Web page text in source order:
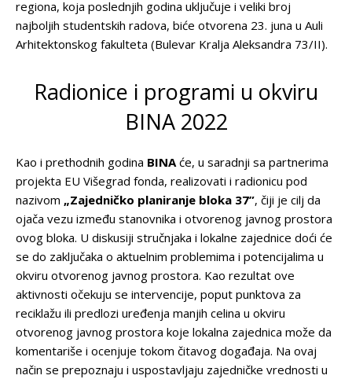
regiona, koja poslednjih godina uključuje i veliki broj
najboljih studentskih radova, biće otvorena 23. juna u Auli
Arhitektonskog fakulteta (Bulevar Kralja Aleksandra 73/II).
Radionice i programi u okviru
BINA 2022
Kao i prethodnih godina BINA će, u saradnji sa partnerima
projekta EU Višegrad fonda, realizovati i radionicu pod
nazivom „Zajedničko planiranje bloka 37”, čiji je cilj da
ojača vezu između stanovnika i otvorenog javnog prostora
ovog bloka. U diskusiji stručnjaka i lokalne zajednice doći će
se do zaključaka o aktuelnim problemima i potencijalima u
okviru otvorenog javnog prostora. Kao rezultat ove
aktivnosti očekuju se intervencije, poput punktova za
reciklažu ili predlozi uređenja manjih celina u okviru
otvorenog javnog prostora koje lokalna zajednica može da
komentariše i ocenjuje tokom čitavog događaja. Na ovaj
način se prepoznaju i uspostavljaju zajedničke vrednosti u